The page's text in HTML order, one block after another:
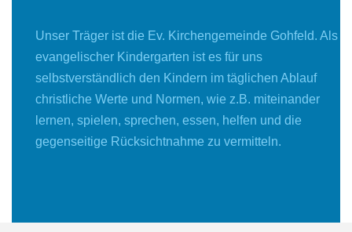
Unser Träger ist die Ev. Kirchengemeinde Gohfeld. Als
evangelischer Kindergarten ist es für uns
selbstverständlich den Kindern im täglichen Ablauf
christliche Werte und Normen, wie z.B. miteinander
lernen, spielen, sprechen, essen, helfen und die
gegenseitige Rücksichtnahme zu vermitteln.